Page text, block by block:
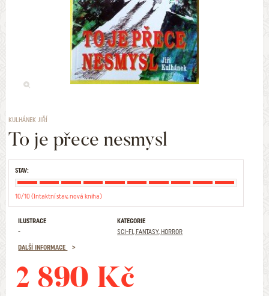
KULHÁNEK JIŘÍ
To je přece nesmysl
STAV:
10/10 (Intaktní stav, nová kniha)
ILUSTRACE
-
KATEGORIE
SCI-FI, FANTASY, HORROR
DALŠÍ INFORMACE
2 890 Kč